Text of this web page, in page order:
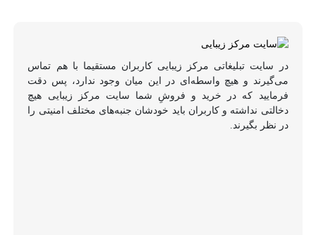
در سایت تبلیغاتی مرکز زیبایی کاربران مستقیما با هم تماس
می‌گیرند و هیچ واسطه‌ای در این میان وجود ندارد، پس دقت
فرمایید که در خرید و فروشِ شما سایت مرکز زیبایی هیچ
دخالتی نداشته و کاربران باید خودشان جنبه‌های مختلف امنیتی را
در نظر بگیرند.